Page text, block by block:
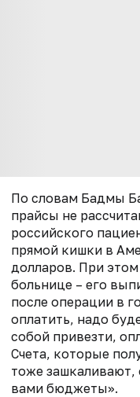
По словам Бадмы
прайсы не
российского
прямой кишки в
долларов. При
больнице – его
после операции в
оплатить, надо
собой привезти,
Счета, которые
тоже зашкаливают,
вами бюджеты».